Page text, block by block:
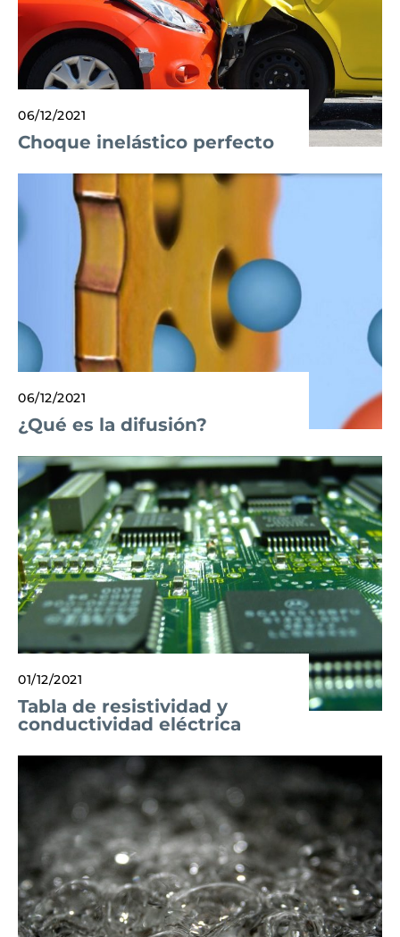
06/12/2021
Choque inelástico perfecto
06/12/2021
¿Qué es la difusión?
01/12/2021
Tabla de resistividad y
conductividad eléctrica